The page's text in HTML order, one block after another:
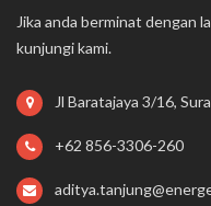
Jika anda berminat dengan
kunjungi kami.
Jl Baratajaya 3/16,
+62 856-3306-260